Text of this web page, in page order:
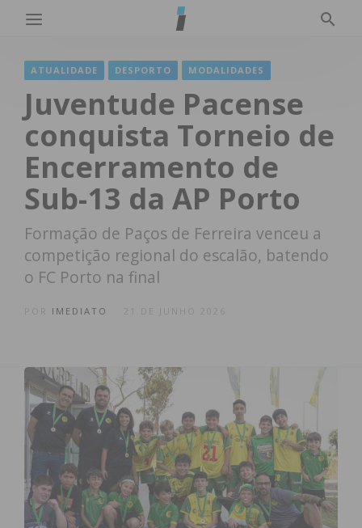
ATUALIDADE DESPORTO MODALIDADES
Juventude Pacense
conquista Torneio de
Encerramento de
Sub-13 da AP Porto
Formação de Paços de Ferreira venceu a
competição regional do escalão, batendo
o FC Porto na final
IMEDIATO